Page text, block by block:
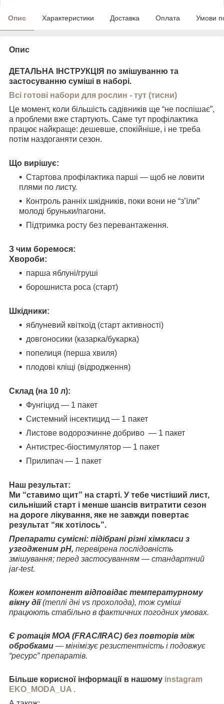
Опис Характеристики Доставка Оплата Умови
Опис
ДЕТАЛЬНА ІНСТРУКЦІЯ по змішуванню та
застосуванню суміші в наборі.
Всі готові набори для рослин - тут (тисни)
Це момент, коли більшість садівників ще “не поспішає”,
а проблеми вже стартують. Саме тут профілактика
працює найкраще: дешевше, спокійніше, і не треба
потім наздоганяти сезон.
Що вирішує:
Стартова профілактика парші — щоб не ловити
плями по листу.
Контроль ранніх шкідників, поки вони не “з’їли”
молоді бруньки/пагони.
Підтримка росту без перевантаження.
З чим боремося:
Хвороби:
парша яблуні/груші
борошниста роса (старт)
Шкідники:
яблуневий квіткоїд (старт активності)
довгоносики (казарка/букарка)
попелиця (перша хвиля)
плодові кліщі (відродження)
Склад (на 10 л):
Фунгіцид — 1 пакет
Системний інсектицид — 1 пакет
Листове водорозчинне добриво — 1 пакет
Антистрес-біостимулятор — 1 пакет
Прилипач — 1 пакет
Наш результат:
Ми “ставимо щит” на старті. У тебе чистіший лист,
сильніший старт і менше шансів витратити сезон
на дороге лікування, яке не завжди повертає
результат “як хотілось”.
Препарати сумісні: підібрані різні хімкласи з
узгодженим pH, перевірена послідовність
змішування; перед застосуванням — стандартний
jar-test.
Кожен компонент відповідає температурному
вікну дії(теплі дні vs прохолода), тож суміші
працюють стабільно в фактичних погодних умовах.
Є ротація MOA (FRAC/IRAC) без повторів між
обробками — мінімізує резистентність і подовжує
“ресурс” препаратів.
Більше корисної інформації в нашому instagram
EKO_MODA_UA .